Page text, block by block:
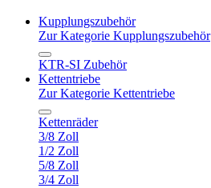
Kupplungszubehör
Zur Kategorie Kupplungszubehör
KTR-SI Zubehör
Kettentriebe
Zur Kategorie Kettentriebe
Kettenräder
3/8 Zoll
1/2 Zoll
5/8 Zoll
3/4 Zoll